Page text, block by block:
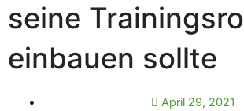
seine
einbauen sollte
April 29, 2021